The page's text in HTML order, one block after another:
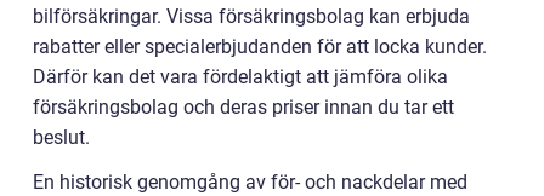
bilförsäkringar. Vissa försäkringsbolag kan erbjuda
rabatter eller specialerbjudanden för att locka kunder.
Därför kan det vara fördelaktigt att jämföra olika
försäkringsbolag och deras priser innan du tar ett
beslut.
En historisk genomgång av för- och nackdelar med